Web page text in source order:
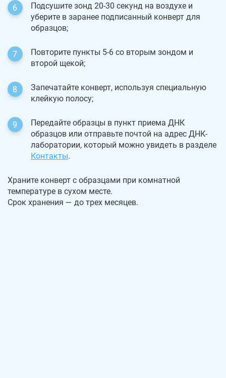
Подсушите зонд 20-30 секунд на воздухе и
уберите в заранее подписанный конверт для
образцов;
Повторите пункты 5-6 со вторым зондом и
второй щекой;
Запечатайте конверт, используя специальную
клейкую полосу;
Передайте образцы в пункт приема ДНК
образцов или отправьте почтой на адрес ДНК-
лаборатории, который можно увидеть в разделе
Контакты.
Храните конверт с образцами при комнатной
температуре в сухом месте.
Срок хранения — до трех месяцев.